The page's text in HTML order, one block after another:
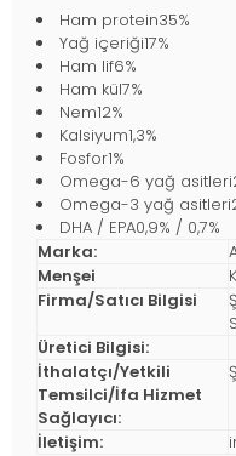
Ham protein35%
Yağ içeriği17%
Ham lif6%
Ham kül7%
Nem12%
Kalsiyum1,3%
Fosfor1%
Omega-6 yağ
Omega-3 yağ
DHA / EPA0,9% / 0,7%
Marka:
Menşei
Firma/Satıcı Bilgisi
Üretici Bilgisi:
İthalatçı/Yetkili
Temsilci/İfa Hizmet
Sağlayıcı:
İletişim: